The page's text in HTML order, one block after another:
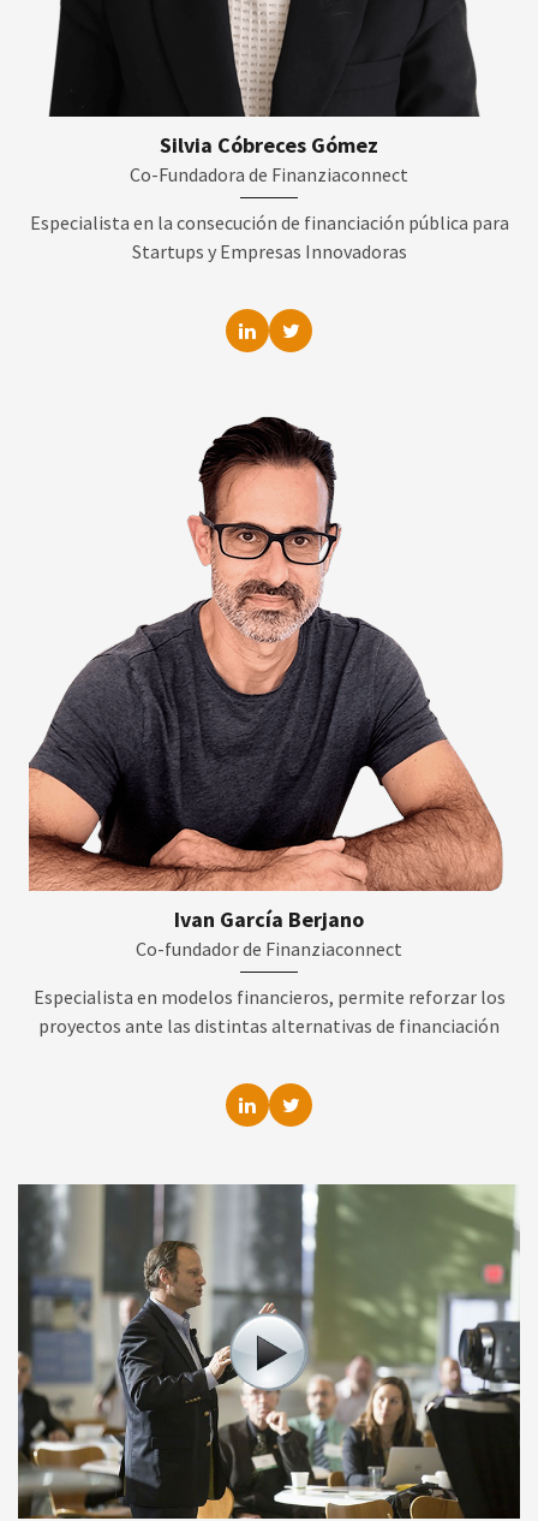
Silvia Cóbreces Gómez
Co-Fundadora de Finanziaconnect
Especialista en la consecución de financiación pública para
Startups y Empresas Innovadoras
Ivan García Berjano
Co-fundador de Finanziaconnect
Especialista en modelos financieros, permite reforzar los
proyectos ante las distintas alternativas de financiación